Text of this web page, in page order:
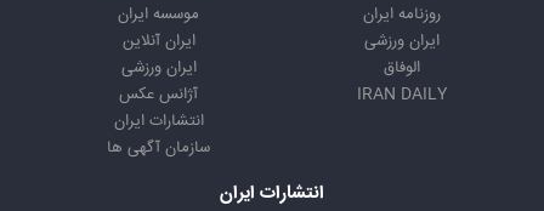
روزنامه ایران
ایران ورزشی
الوفاق
IRAN DAILY
موسسه ایران
ایران آنلاین
ایران ورزشی
آژانس عکس
انتشارات ایران
سازمان آگهی ها
انتشارات ایران